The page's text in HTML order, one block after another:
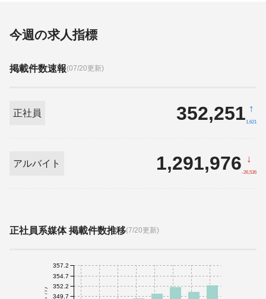
今週の求人指標
掲載件数速報(07/20更新)
正社員 352,251 ↑
1,621
アルバイト 1,291,976 ↓
-26,536
正社員系媒体 掲載件数推移(7/20更新)
349.7
352.2
354.7
357.2